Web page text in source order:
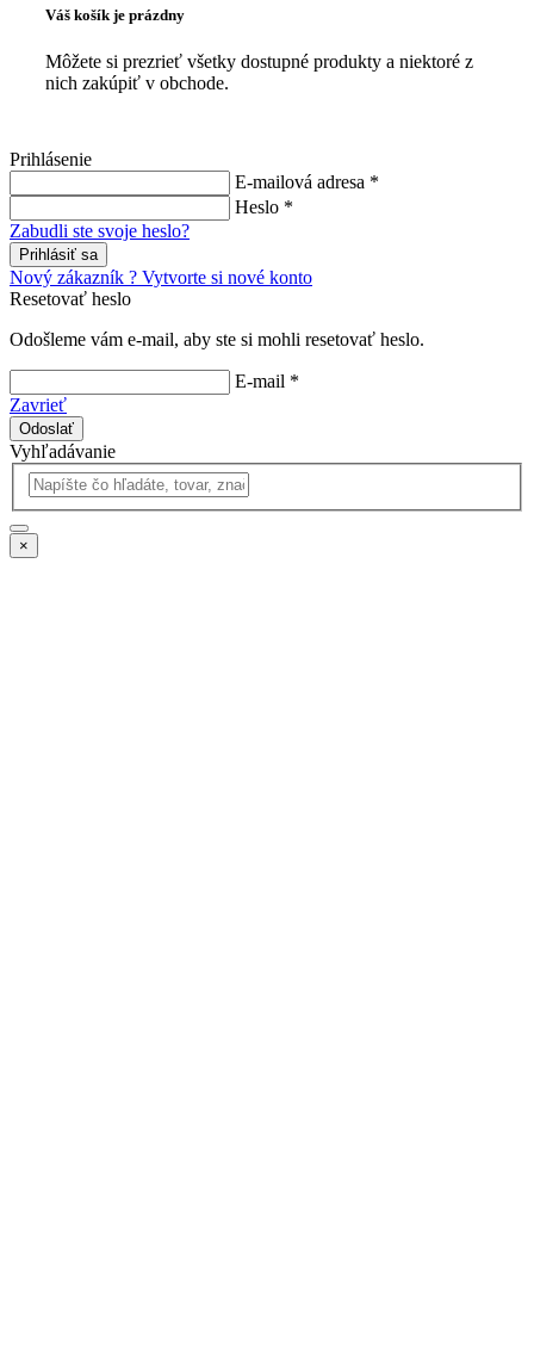
Váš košík je prázdny
Môžete si prezrieť všetky dostupné produkty a niektoré z
nich zakúpiť v obchode.
Prihlásenie
E-mailová adresa *
Heslo *
Zabudli ste svoje heslo?
Prihlásiť sa
Nový zákazník ? Vytvorte si nové konto
Resetovať heslo
Odošleme vám e-mail, aby ste si mohli resetovať heslo.
E-mail *
Zavrieť
Odoslať
Vyhľadávanie
×